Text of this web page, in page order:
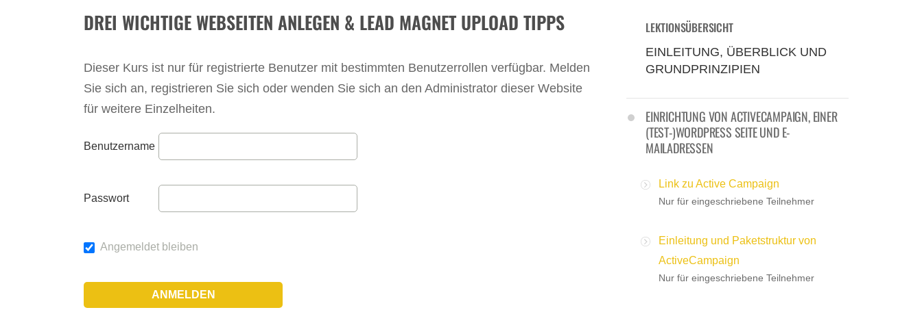
DREI WICHTIGE WEBSEITEN ANLEGEN & LEAD MAGNET UPLOAD TIPPS
Dieser Kurs ist nur für registrierte Benutzer mit bestimmten Benutzerrollen verfügbar. Melden
Sie sich an, registrieren Sie sich oder wenden Sie sich an den Administrator dieser Website
für weitere Einzelheiten.
Benutzername
Passwort
Angemeldet bleiben
LEKTIONSÜBERSICHT
EINLEITUNG, ÜBERBLICK UND
GRUNDPRINZIPIEN
EINRICHTUNG VON ACTIVECAMPAIGN, EINER
(TEST-)WORDPRESS SEITE UND E-
MAILADRESSEN
Link zu Active Campaign
Nur für eingeschriebene Teilnehmer
Einleitung und Paketstruktur von
ActiveCampaign
Nur für eingeschriebene Teilnehmer